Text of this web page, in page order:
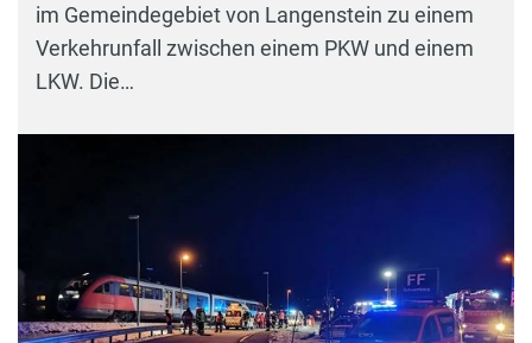
im Gemeindegebiet von Langenstein zu einem
Verkehrunfall zwischen einem PKW und einem
LKW. Die…